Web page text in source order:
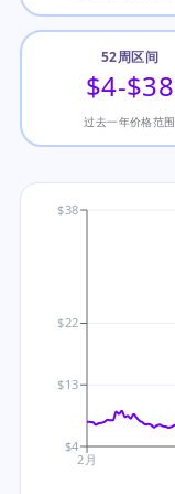
52周区间
$4-$38
过去一年价格范围
2月
$4
$13
$22
$38